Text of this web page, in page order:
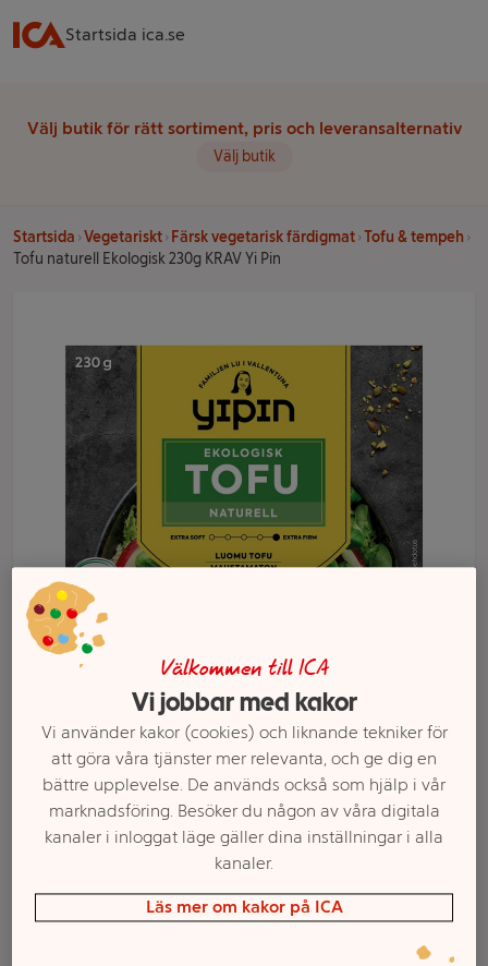
Startsida ica.se
Välj butik för rätt sortiment, pris och leveransalternativ
Välj butik
Startsida Vegetariskt Färsk vegetarisk färdigmat Tofu & tempeh
Tofu naturell Ekologisk 230g KRAV Yi Pin
Tofu naturell
Välj butik och handla
Sortimentet kan variera mellan butikerna
Välkommen till ICA
Vi jobbar med kakor
Vi använder kakor (cookies) och liknande tekniker för
att göra våra tjänster mer relevanta, och ge dig en
bättre upplevelse. De används också som hjälp i vår
marknadsföring. Besöker du någon av våra digitala
kanaler i inloggat läge gäller dina inställningar i alla
kanaler.
Läs mer om kakor på ICA